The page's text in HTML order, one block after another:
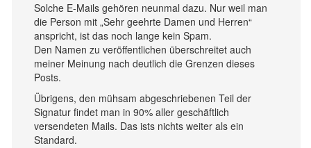
Solche E-Mails gehören neunmal dazu. Nur weil man
die Person mit „Sehr geehrte Damen und Herren“
anspricht, ist das noch lange kein Spam.
Den Namen zu veröffentlichen überschreitet auch
meiner Meinung nach deutlich die Grenzen dieses
Posts.
Übrigens, den mühsam abgeschriebenen Teil der
Signatur findet man in 90% aller geschäftlich
versendeten Mails. Das ists nichts weiter als ein
Standard.